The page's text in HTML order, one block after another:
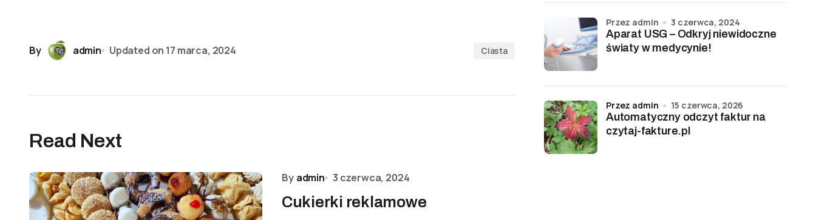
By admin Updated on 17 marca, 2024 Ciasta
Read Next
By admin 3 czerwca, 2024
Cukierki reklamowe
Aparat USG – Odkryj niewidoczne
światy w medycynie!
przez admin 3 czerwca, 2024
Automatyczny odczyt faktur na
czytaj-fakture.pl
przez admin 15 czerwca, 2026